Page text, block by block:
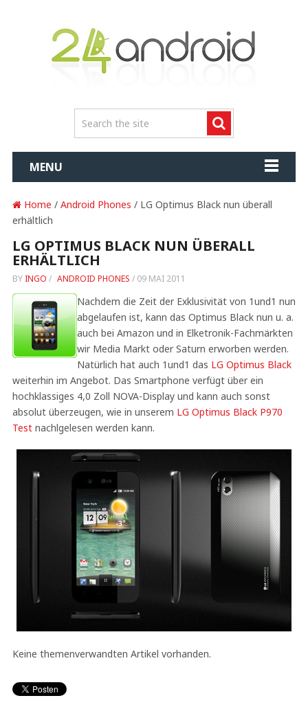
MENU
Home / Android Phones / LG Optimus Black nun überall
erhältlich
LG OPTIMUS BLACK NUN ÜBERALL
ERHÄLTLICH
BY INGO / ANDROID PHONES / 09 MAI 2011
Nachdem die Zeit der Exklusivität von 1und1 nun
abgelaufen ist, kann das Optimus Black nun u. a.
auch bei Amazon und in Elketronik-Fachmärkten
wir Media Markt oder Saturn erworben werden.
Natürlich hat auch 1und1 das LG Optimus Black
weiterhin im Angebot. Das Smartphone verfügt über ein
hochklassiges 4,0 Zoll NOVA-Display und kann auch sonst
absolut überzeugen, wie in unserem LG Optimus Black P970
Testnachlgelesen werden kann.
Keine themenverwandten Artikel vorhanden.